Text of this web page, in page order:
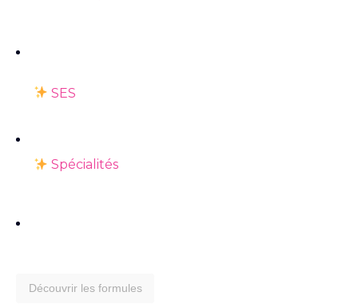
SES
Spécialités
Découvrir les formules